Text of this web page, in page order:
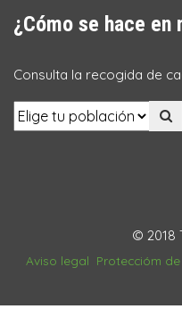
¿Cómo se hace
Consulta la recogida de
© 2018
Aviso legal Proteccióm